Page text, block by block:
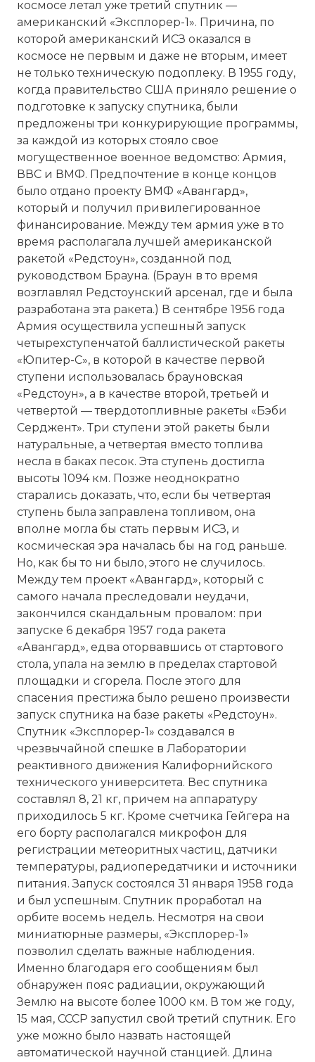
космосе летал уже третий спутник —
американский «Эксплорер-1». Причина, по
которой американский ИСЗ оказался в
космосе не первым и даже не вторым, имеет
не только техническую подоплеку. В 1955 году,
когда правительство США приняло решение о
подготовке к запуску спутника, были
предложены три конкурирующие программы,
за каждой из которых стояло свое
могущественное военное ведомство: Армия,
ВВС и ВМФ. Предпочтение в конце концов
было отдано проекту ВМФ «Авангард»,
который и получил привилегированное
финансирование. Между тем армия уже в то
время располагала лучшей американской
ракетой «Редстоун», созданной под
руководством Брауна. (Браун в то время
возглавлял Редстоунский арсенал, где и была
разработана эта ракета.) В сентябре 1956 года
Армия осуществила успешный запуск
четырехступенчатой баллистической ракеты
«Юпитер-C», в которой в качестве первой
ступени использовалась брауновская
«Редстоун», а в качестве второй, третьей и
четвертой — твердотопливные ракеты «Бэби
Серджент». Три ступени этой ракеты были
натуральные, а четвертая вместо топлива
несла в баках песок. Эта ступень достигла
высоты 1094 км. Позже неоднократно
старались доказать, что, если бы четвертая
ступень была заправлена топливом, она
вполне могла бы стать первым ИСЗ, и
космическая эра началась бы на год раньше.
Но, как бы то ни было, этого не случилось.
Между тем проект «Авангард», который с
самого начала преследовали неудачи,
закончился скандальным провалом: при
запуске 6 декабря 1957 года ракета
«Авангард», едва оторвавшись от стартового
стола, упала на землю в пределах стартовой
площадки и сгорела. После этого для
спасения престижа было решено произвести
запуск спутника на базе ракеты «Редстоун».
Спутник «Эксплорер-1» создавался в
чрезвычайной спешке в Лаборатории
реактивного движения Калифорнийского
технического университета. Вес спутника
составлял 8, 21 кг, причем на аппаратуру
приходилось 5 кг. Кроме счетчика Гейгера на
его борту располагался микрофон для
регистрации метеоритных частиц, датчики
температуры, радиопередатчики и источники
питания. Запуск состоялся 31 января 1958 года
и был успешным. Спутник проработал на
орбите восемь недель. Несмотря на свои
миниатюрные размеры, «Эксплорер-1»
позволил сделать важные наблюдения.
Именно благодаря его сообщениям был
обнаружен пояс радиации, окружающий
Землю на высоте более 1000 км. В том же году,
15 мая, СССР запустил свой третий спутник. Его
уже можно было назвать настоящей
автоматической научной станцией. Длина
4 октября 1957 года в Советском Союзе был
спутник Земли. Кодовое обозначение
Спутник-1). Запуск осуществился с 5-го
министерства обороны СССР «Тюра-Там»
наименование космодром «Байконур») на
межконтинентальной баллистической ракеты
Над созданием искусственного спутника
практической космонавтики С.П.
М.К. Тихонравов, Н.С. Лидоренко, Г.Ю.
Бухтияров и многие другие.
4 октября считается началом космической
Комментарий:
Проверочный код:
Вернуться в статью:ИСКУССТВЕННЫЕ